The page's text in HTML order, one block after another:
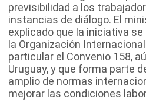
previsibilidad a los
instancias de diálogo. El
explicado que la iniciativa
la Organización
particular el Convenio 158,
Uruguay, y que forma parte
amplio de normas
mejorar las condiciones